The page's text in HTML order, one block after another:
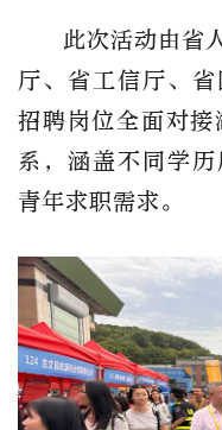
此次活动由省
厅、省工信厅、省
招聘岗位全面对接
系，涵盖不同学
青年求职需求。